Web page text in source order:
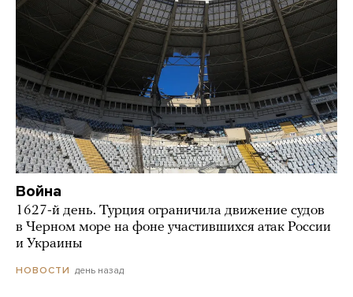
Война
1627-й день. Турция ограничила движение судов
в Черном море на фоне участившихся атак России
и Украины
НОВОСТИ день назад